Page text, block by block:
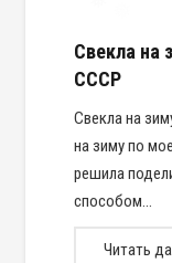
Свекла на
СССР
Свекла на
на зиму по
решила
способом…
Читать